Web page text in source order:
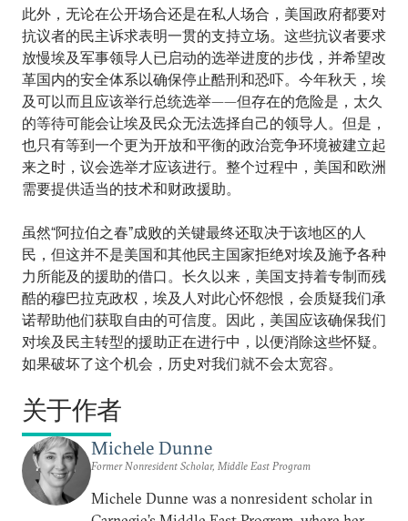
此外，无论在公开场合还是在私人场合，美国政府都要对
抗议者的民主诉求表明一贯的支持立场。这些抗议者要求
放慢埃及军事领导人已启动的选举进度的步伐，并希望改
革国内的安全体系以确保停止酷刑和恐吓。今年秋天，埃
及可以而且应该举行总统选举——但存在的危险是，太久
的等待可能会让埃及民众无法选择自己的领导人。但是，
也只有等到一个更为开放和平衡的政治竞争环境被建立起
来之时，议会选举才应该进行。整个过程中，美国和欧洲
需要提供适当的技术和财政援助。
虽然“阿拉伯之春”成败的关键最终还取决于该地区的人
民，但这并不是美国和其他民主国家拒绝对埃及施予各种
力所能及的援助的借口。长久以来，美国支持着专制而残
酷的穆巴拉克政权，埃及人对此心怀怨恨，会质疑我们承
诺帮助他们获取自由的可信度。因此，美国应该确保我们
对埃及民主转型的援助正在进行中，以便消除这些怀疑。
如果破坏了这个机会，历史对我们就不会太宽容。
关于作者
Michele Dunne
Former Nonresident Scholar, Middle East Program
Michele Dunne was a nonresident scholar in